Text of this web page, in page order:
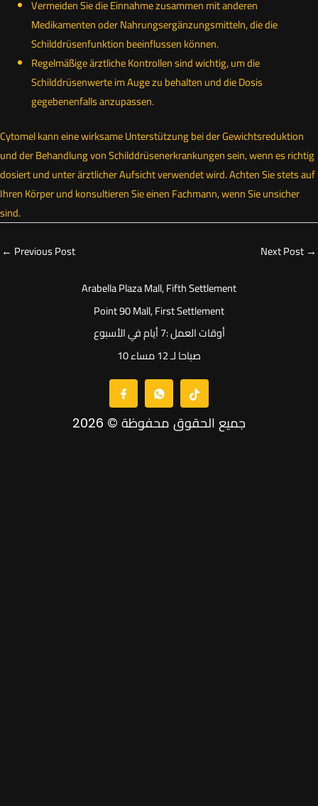
Vermeiden Sie die Einnahme zusammen mit anderen
Medikamenten oder Nahrungsergänzungsmitteln, die die
Schilddrüsenfunktion beeinflussen können.
Regelmäßige ärztliche Kontrollen sind wichtig, um die
Schilddrüsenwerte im Auge zu behalten und die Dosis
gegebenenfalls anzupassen.
Cytomel kann eine wirksame Unterstützung bei der Gewichtsreduktion
und der Behandlung von Schilddrüsenerkrankungen sein, wenn es richtig
dosiert und unter ärztlicher Aufsicht verwendet wird. Achten Sie stets auf
Ihren Körper und konsultieren Sie einen Fachmann, wenn Sie unsicher
sind.
← Previous Post Next Post →
Arabella Plaza Mall, Fifth Settlement
Point 90 Mall, First Settlement
أوقات العمل :7 أيام في الأسبوع
10 صباحا لـ 12 مساء
جميع الحقوق محفوظة © 2026